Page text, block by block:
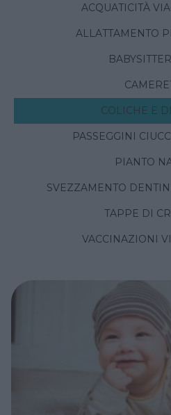
ACQUATICITÀ
ALLATTAMENTO
COLICHE E
PASSEGGINI
PIANTO
SVEZZAMENTO
TAPPE DI
VACCINAZIONI